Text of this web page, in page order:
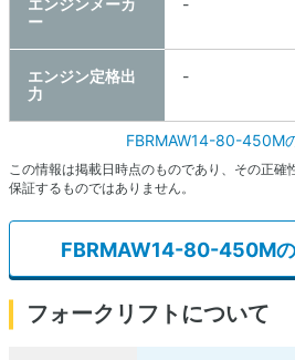
エンジンメーカ
ー
-
エンジン定格出
力
-
FBRMAW14-80-450M
この情報は掲載日時点のものであり、その正確
保証するものではありません。
FBRMAW14-80-450M
フォークリフトについて